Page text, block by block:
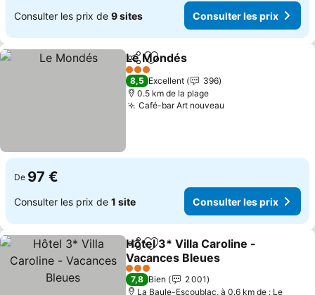
Consulter les prix de 9 sites Consulter les prix
PartagerAjouter à mes favoris
Le Mondés
3 Étoiles
8,5 Excellent
396
0.5 km de la plage
Café-bar Art nouveau
De 97 €
Consulter les prix de 1 site Consulter les prix
PartagerAjouter à mes favoris
Hôtel 3* Villa Caroline -
Vacances Bleues
3 Étoiles
7,8 Bien
2 001
La Baule-Escoublac, à 0.6 km de : Le